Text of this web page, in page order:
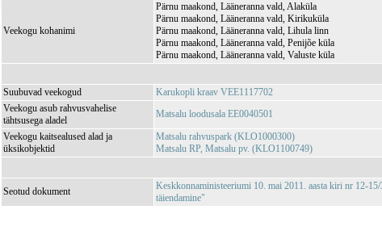
Veekogu kohanimi
Pärnu maakond, Lääneranna vald, Alaküla
Pärnu maakond, Lääneranna vald, Kirikuküla
Pärnu maakond, Lääneranna vald, Lihula linn
Pärnu maakond, Lääneranna vald, Penijõe küla
Pärnu maakond, Lääneranna vald, Valuste küla
Suubuvad veekogud
Karukopli kraav VEE1117702
Veekogu asub rahvusvahelise
tähtsusega aladel
Matsalu loodusala EE0040501
Veekogu kaitsealused alad ja
üksikobjektid
Matsalu rahvuspark (KLO1000300)
Matsalu RP, Matsalu pv. (KLO1100749)
Seotud dokument
Keskkonnaministeeriumi 10. mai 2011. aasta kiri nr 12-
täiendamine"